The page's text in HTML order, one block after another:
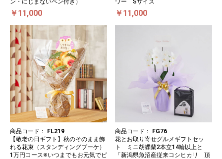
ン・にじまないペン付き）
￥11,000
ワー Sサイズ
￥11,000
商品コード：
FL219
【敬老の日ギフト】秋のそのまま飾
れる花束（スタンディングブーケ）
1万円コース※いつまでもお元気でピ
商品コード：
FG76
花とお取り寄せグルメギフトセッ
ト ミニ胡蝶蘭2本立14輪以上と
「新潟県魚沼産従来コシヒカリ 頂